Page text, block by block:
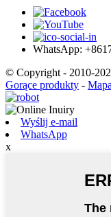
WhatsApp:
© Copyright - 2010-
Gorące produkty -
Wyślij e-mail
WhatsApp
x